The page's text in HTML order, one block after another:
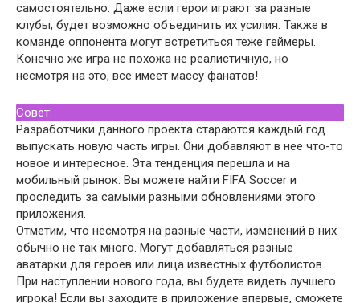
самостоятельно. Даже если герои играют за разные
клубы, будет возможно объединить их усилия. Также в
команде оппонента могут встретиться теже геймеры.
Конечно же игра не похожа не реалистичную, но
несмотря на это, все имеет массу фанатов!
Совет:
Разработчики данного проекта стараются каждый год
выпускать новую часть игры. Они добавляют в нее что-то
новое и интересное. Эта тенденция перешла и на
мобильный рынок. Вы можете найти FIFA Soccer и
проследить за самыми разными обновлениями этого
приложения.
Отметим, что несмотря на разные части, изменений в них
обычно не так много. Могут добавляться разные
аватарки для героев или лица известных футболистов.
При наступлении нового года, вы будете видеть лучшего
игрока! Если вы заходите в приложение впервые, сможете